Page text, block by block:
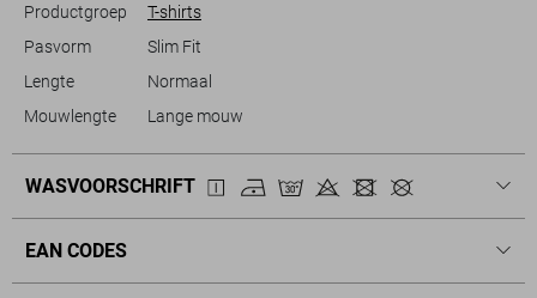
Productgroep
T-shirts
Pasvorm
Slim Fit
Lengte
Normaal
Mouwlengte
Lange mouw
WASVOORSCHRIFT
EAN CODES